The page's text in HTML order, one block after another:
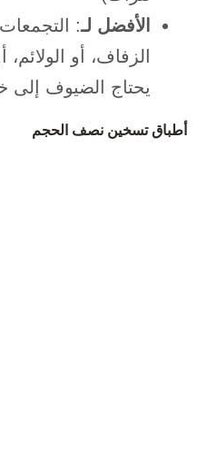
الأفضل لـ:
الزفاف، أو
يحتاج الضيوف إلى
أطباق تسخين نصف الحجم